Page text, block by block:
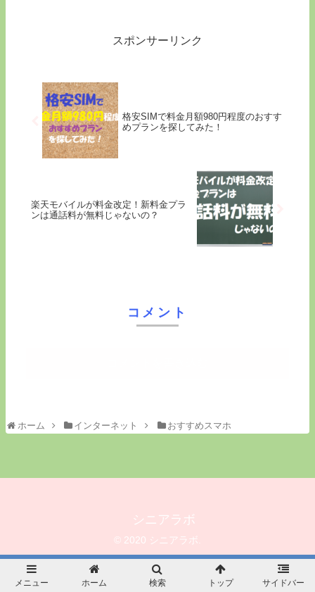
スポンサーリンク
格安SIMで料金月額980円程度のおすす
めプランを探してみた！
楽天モバイルが料金改定！新料金プラ
ンは通話料が無料じゃないの？
コメント
ホーム インターネット おすすめスマホ
シニアラボ
© 2020 シニアラボ.
メニュー ホーム 検索 トップ サイドバー